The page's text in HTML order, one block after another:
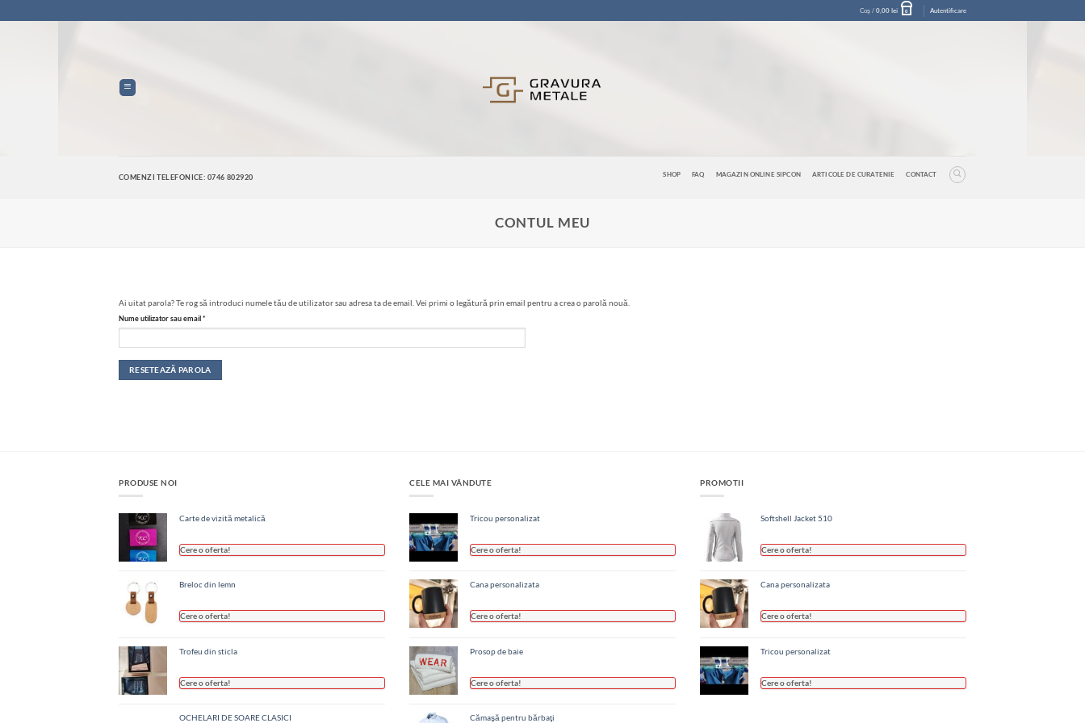
Coș / 0,00 lei 0 Autentificare
SHOP FAQ MAGAZIN ONLINE SIPCON ARTICOLE DE CURATENIE CONTACT
COMENZI TELEFONICE: 0746 802920
CONTUL MEU
Ai uitat parola? Te rog să introduci numele tău de utilizator sau adresa ta de email. Vei primi o legătură prin email pentru a crea o parolă nouă.
Nume utilizator sau email*
RESETEAZĂ PAROLA
PRODUSE NOI
Carte de vizită metalică
Cere o oferta!
Breloc din lemn
Cere o oferta!
Trofeu din sticla
Cere o oferta!
OCHELARI DE SOARE CLASICI
CELE MAI VÂNDUTE
Tricou personalizat
Cere o oferta!
Cana personalizata
Cere o oferta!
Prosop de baie
Cere o oferta!
Cămaşă pentru bărbaţi
PROMOTII
Softshell Jacket 510
Cere o oferta!
Cana personalizata
Cere o oferta!
Tricou personalizat
Cere o oferta!